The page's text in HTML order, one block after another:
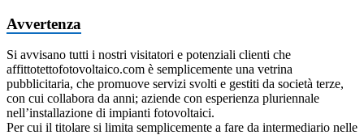
Avvertenza
Si avvisano tutti i nostri visitatori e potenziali clienti che
affittotettofotovoltaico.com è semplicemente una vetrina
pubblicitaria, che promuove servizi svolti e gestiti da società terze,
con cui collabora da anni; aziende con esperienza pluriennale
nell’installazione di impianti fotovoltaici.
Per cui il titolare si limita semplicemente a fare da intermediario nelle